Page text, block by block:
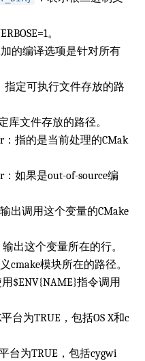
。
加的编译选项是针对所有
指定可执行文件存放的路
库文件存放的路径。
：指的是当前处理的CMak
：如果是out-of-source编
输出调用这个变量的CMake
输出这个变量所在的行。
cmake模块所在的路径。
$ENV{NAME}指令调用
台为TRUE，包括OS X和c
台为TRUE，包括cygwi